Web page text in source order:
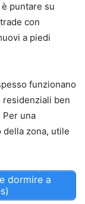
puntare su
con
a piedi
funzionano
residenziali ben
Per una
zona, utile
dormire a